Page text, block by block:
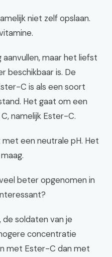
niet zelf opslaan.
maar het liefst
beschikbaar is. De
C is als een soort
Het gaat om een
namelijk Ester-C.
een neutrale pH. Het
beter opgenomen in
soldaten van je
concentratie
met Ester-C dan met